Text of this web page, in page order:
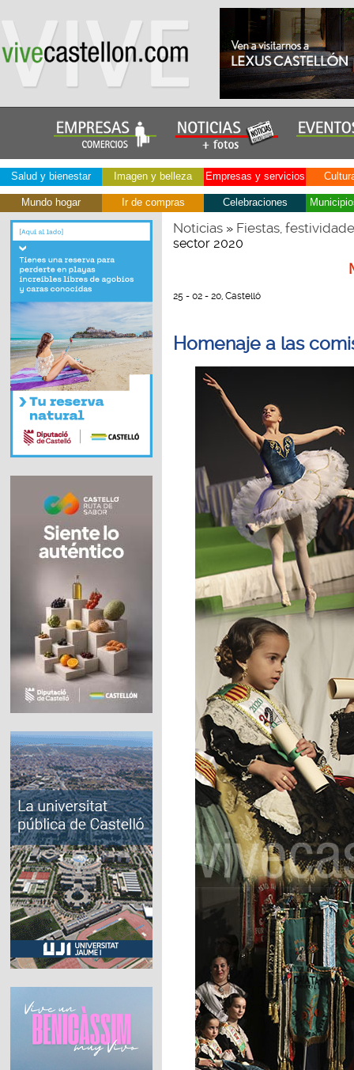
Salud y bienestar Imagen y belleza Empresas y servicios
Mundo hogar Ir de compras Celebraciones
Noticias» Fiestas,
sector 2020
25 - 02 - 20, Castelló
Homenaje a las